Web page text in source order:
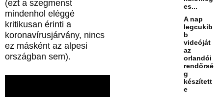
(ezt a szegmenst
mindenhol eléggé
kritikusan érinti a
koronavírusjárvány, nincs
ez másként az alpesi
országban sem).
es...
A nap
legcukib
b
videóját
az
orlandói
rendőrsé
g
készített
e